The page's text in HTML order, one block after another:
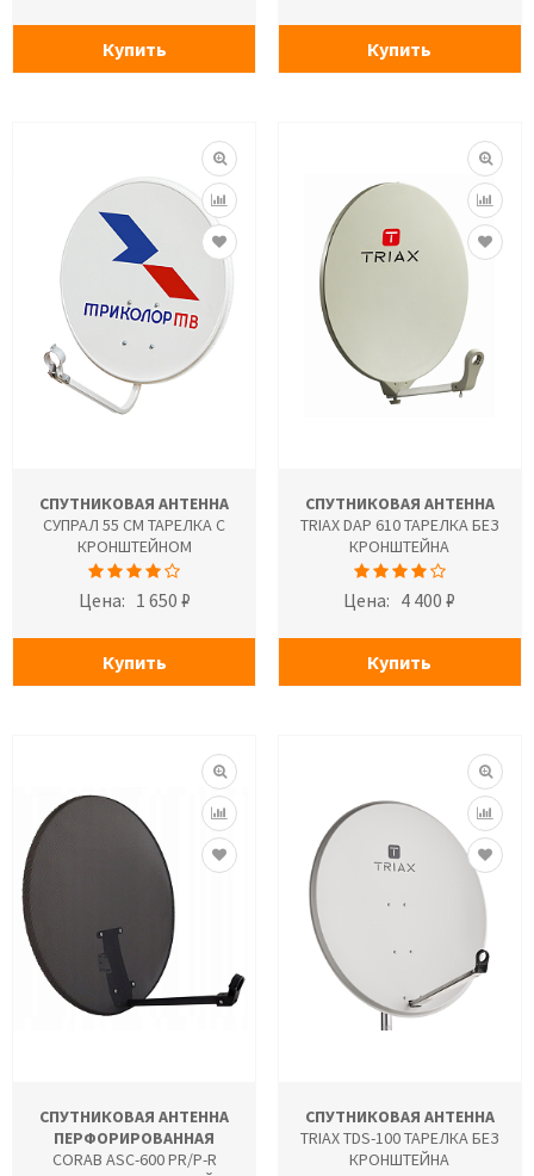
Купить Купить
СПУТНИКОВАЯ АНТЕННА
СУПРАЛ 55 СМ ТАРЕЛКА С
КРОНШТЕЙНОМ
Цена: 1 650 ₽
Купить
СПУТНИКОВАЯ АНТЕННА
TRIAX DAP 610 ТАРЕЛКА БЕЗ
КРОНШТЕЙНА
Цена: 4 400 ₽
Купить
СПУТНИКОВАЯ АНТЕННА
ПЕРФОРИРОВАННАЯ
CORAB ASC-600 PR/P-R
СПУТНИКОВАЯ АНТЕННА
TRIAX TDS-100 ТАРЕЛКА БЕЗ
КРОНШТЕЙНА